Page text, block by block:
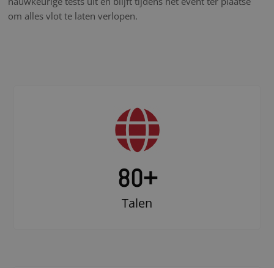
om alles vlot te laten verlopen.
80+
Talen